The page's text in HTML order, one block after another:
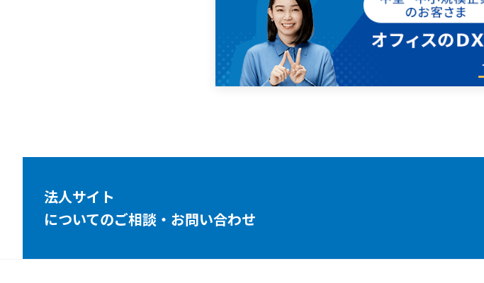
法人サイト
についてのご相談・お問い合わせ